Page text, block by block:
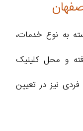
به نوع خدمات،
و محل کلینیک
نیز در تعیین